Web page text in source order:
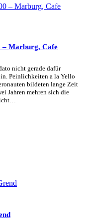
– Marburg, Cafe
nicht gerade dafür
Peinlichkeiten a la Yello
bildeten lange Zeit
Jahren mehren sich die